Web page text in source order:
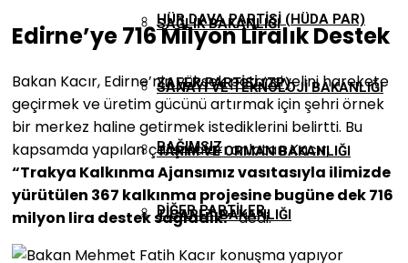
HÜR DAVA PARTISI (HÜDA PAR)
ZAFER PARTISI (ZP)
BAĞIMSIZ
DIĞER PARTILER
SAĞLIK BAKANLIĞI
SANAYI VE TEKNOLOJI BAKANLIĞI
TARIM VE ORMAN BAKANLIĞI
TICARET BAKANLIĞI
Edirne’ye 716 Milyon Liralık Destek
Bakan Kacır, Edirne’nin yüksek potansiyelini harekete
geçirmek ve üretim gücünü artırmak için şehri örnek
bir merkez haline getirmek istediklerini belirtti. Bu
kapsamda yapılan çalışmaları anlatan Kacır,
“Trakya Kalkınma Ajansımız vasıtasıyla ilimizde
yürütülen 367 kalkınma projesine bugüne dek 716
milyon lira destek sağladık.”dedi.